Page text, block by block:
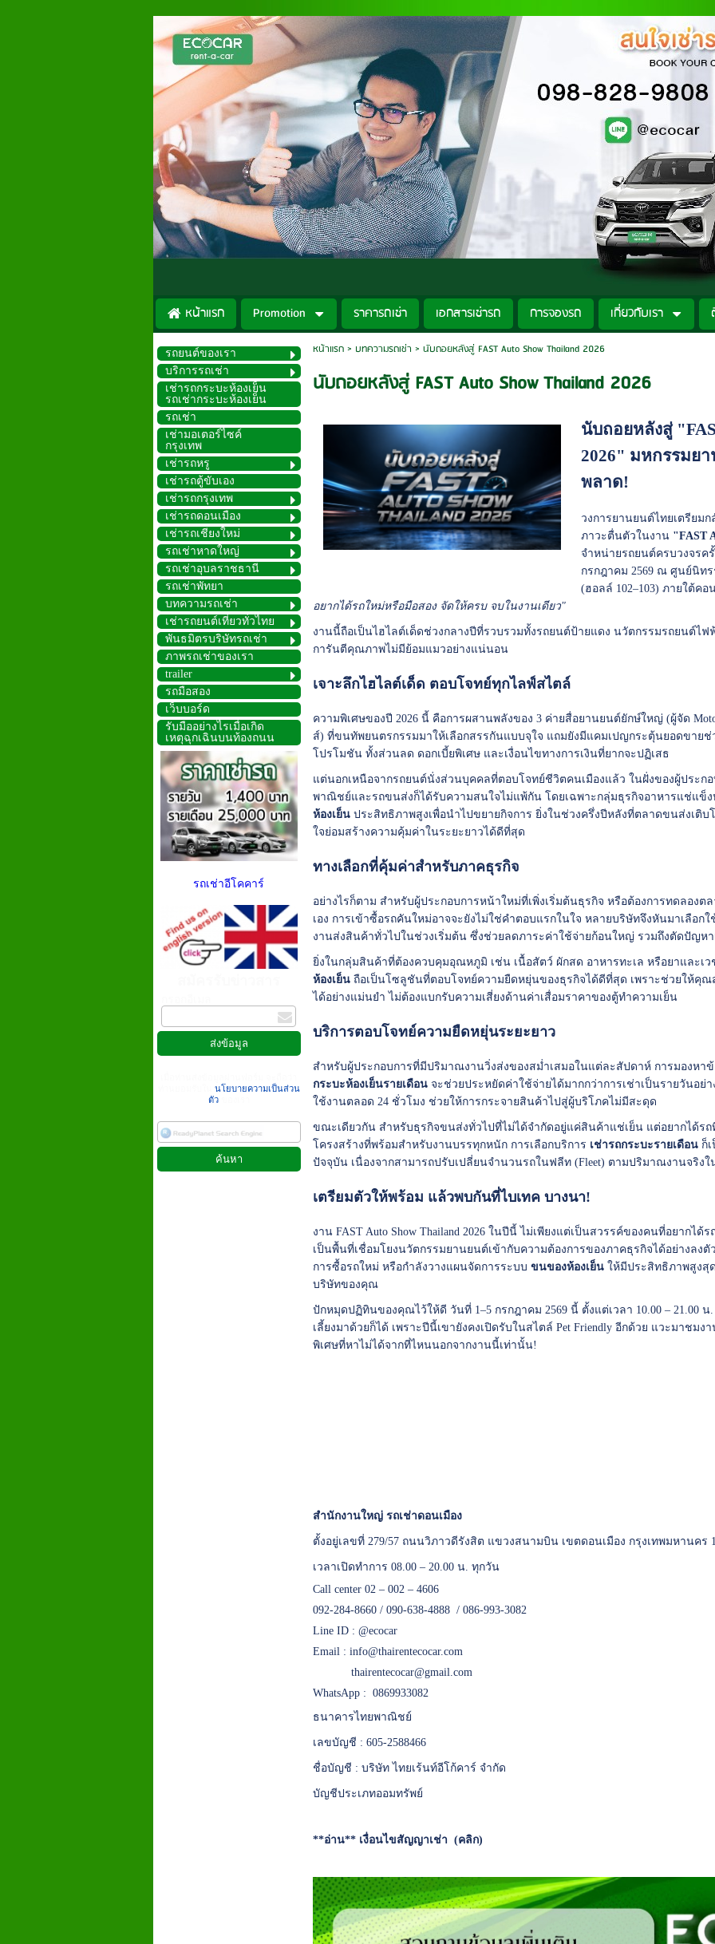
หน้าแรก Promotion ราคารถเช่า เอกสารเช่ารถ การจองรถ เกี่ยวกับเรา
รถยนต์ของเรา
บริการรถเช่า
เช่ารถกระบะห้องเย็น
รถเช่ากระบะห้องเย็น
รถเช่า
เช่ามอเตอร์ไซค์
กรุงเทพ
เช่ารถหรู
เช่ารถตู้ขับเอง
เช่ารถกรุงเทพ
เช่ารถดอนเมือง
เช่ารถเชียงใหม่
รถเช่าหาดใหญ่
รถเช่าอุบลราชธานี
รถเช่าพัทยา
บทความรถเช่า
เช่ารถยนต์เที่ยวทั่วไทย
พันธมิตรบริษัทรถเช่า
ภาพรถเช่าของเรา
trailer
รถมือสอง
เว็บบอร์ด
รับมืออย่างไรเมื่อเกิด
เหตุฉุกเฉินบนท้องถนน
รถเช่าอีโคคาร์
นโยบายความเป็นส่วน
ตัว
หน้าแรก> บทความรถเช่า > นับถอยหลังสู่ FAST Auto Show Thailand 2026
นับถอยหลังสู่ FAST Auto Show Thailand 2026
นับถอยหลังสู่
2026" มหกรรมย
พลาด!
วงการยานยนต์ไทยเตรียม
ภาวะตื่นตัวในงาน "FAST
จำหน่ายรถยนต์ครบวงจรค
กรกฎาคม 2569 ณ ศูนย์นิท
(ฮอลล์ 102–103) ภายใต้คอ
อยากได้รถใหม่หรือมือสอง จัดให้ครบ จบในงานเดียว"
งานนี้ถือเป็นไฮไลต์เด็ดช่วงกลางปีที่รวบรวมทั้งรถยนต์ป้ายแดง นวัตกรรมรถยนต์ไ
การันตีคุณภาพไม่มีย้อมแมวอย่างแน่นอน
เจาะลึกไฮไลต์เด็ด ตอบโจทย์ทุกไลฟ์สไตล์
ความพิเศษของปี 2026 นี้ คือการผสานพลังของ 3 ค่ายสื่อยานยนต์ยักษ์ใหญ่ (ผู้จัด
ส์) ที่ขนทัพยนตรกรรมมาให้เลือกสรรกันแบบจุใจ แถมยังมีแคมเปญกระตุ้นยอดขายช่
โปรโมชัน ทั้งส่วนลด ดอกเบี้ยพิเศษ และเงื่อนไขทางการเงินที่ยากจะปฏิเสธ
แต่นอกเหนือจากรถยนต์นั่งส่วนบุคคลที่ตอบโจทย์ชีวิตคนเมืองแล้ว ในฝั่งของผู้ประก
พาณิชย์และรถขนส่งก็ได้รับความสนใจไม่แพ้กัน โดยเฉพาะกลุ่มธุรกิจอาหารแช่แข็
ห้องเย็น ประสิทธิภาพสูงเพื่อนำไปขยายกิจการ ยิ่งในช่วงครึ่งปีหลังที่ตลาดขนส่งเติบ
ใจย่อมสร้างความคุ้มค่าในระยะยาวได้ดีที่สุด
ทางเลือกที่คุ้มค่าสำหรับภาคธุรกิจ
อย่างไรก็ตาม สำหรับผู้ประกอบการหน้าใหม่ที่เพิ่งเริ่มต้นธุรกิจ หรือต้องการทดลอง
เอง การเข้าซื้อรถคันใหม่อาจจะยังไม่ใช่คำตอบแรกในใจ หลายบริษัทจึงหันมาเลือกใ
งานส่งสินค้าทั่วไปในช่วงเริ่มต้น ซึ่งช่วยลดภาระค่าใช้จ่ายก้อนใหญ่ รวมถึงตัดปัญหา
ยิ่งในกลุ่มสินค้าที่ต้องควบคุมอุณหภูมิ เช่น เนื้อสัตว์ ผักสด อาหารทะเล หรือยาและเ
ห้องเย็น ถือเป็นโซลูชันที่ตอบโจทย์ความยืดหยุ่นของธุรกิจได้ดีที่สุด เพราะช่วยให้คุณ
ได้อย่างแม่นยำ ไม่ต้องแบกรับความเสี่ยงด้านค่าเสื่อมราคาของตู้ทำความเย็น
บริการตอบโจทย์ความยืดหยุ่นระยะยาว
สำหรับผู้ประกอบการที่มีปริมาณงานวิ่งส่งของสม่ำเสมอในแต่ละสัปดาห์ การมองหา
กระบะห้องเย็นรายเดือน จะช่วยประหยัดค่าใช้จ่ายได้มากกว่าการเช่าเป็นรายวันอ
ใช้งานตลอด 24 ชั่วโมง ช่วยให้การกระจายสินค้าไปสู่ผู้บริโภคไม่มีสะดุด
ขณะเดียวกัน สำหรับธุรกิจขนส่งทั่วไปที่ไม่ได้จำกัดอยู่แค่สินค้าแช่เย็น แต่อยากได้ร
โครงสร้างที่พร้อมสำหรับงานบรรทุกหนัก การเลือกบริการ เช่ารถกระบะรายเดือน ก็
ปัจจุบัน เนื่องจากสามารถปรับเปลี่ยนจำนวนรถในฟลีท (Fleet) ตามปริมาณงานจริงใ
เตรียมตัวให้พร้อม แล้วพบกันที่ไบเทค บางนา!
งาน FAST Auto Show Thailand 2026 ในปีนี้ ไม่เพียงแต่เป็นสวรรค์ของคนที่อยากไ
เป็นพื้นที่เชื่อมโยงนวัตกรรมยานยนต์เข้ากับความต้องการของภาคธุรกิจได้อย่างลง
การซื้อรถใหม่ หรือกำลังวางแผนจัดการระบบขนของห้องเย็น ให้มีประสิทธิภาพสูงสุ
บริษัทของคุณ
ปักหมุดปฏิทินของคุณไว้ให้ดี วันที่ 1–5 กรกฎาคม 2569 นี้ ตั้งแต่เวลา 10.00 – 21.00
เลี้ยงมาด้วยก็ได้ เพราะปีนี้เขายังคงเปิดรับในสไตล์ Pet Friendly อีกด้วย แวะมาชม
พิเศษที่หาไม่ได้จากที่ไหนนอกจากงานนี้เท่านั้น!
สำนักงานใหญ่ รถเช่าดอนเมือง
ตั้งอยู่เลขที่ 279/57 ถนนวิภาวดีรังสิต แขวงสนามบิน เขตดอนเมือง กรุงเทพมหานคร
เวลาเปิดทำการ 08.00 – 20.00 น. ทุกวัน
Call center 02 – 002 – 4606
092-284-8660 / 090-638-4888 / 086-993-3082
Line ID :@ecocar
Email :info@thairentecocar.com
thairentecocar@gmail.com
WhatsApp : 0869933082
ธนาคารไทยพาณิชย์
เลขบัญชี : 605-2588466
ชื่อบัญชี : บริษัท ไทยเร้นท์อีโก้คาร์ จำกัด
บัญชีประเภทออมทรัพย์
**อ่าน** เงื่อนไขสัญญาเช่า (คลิก)